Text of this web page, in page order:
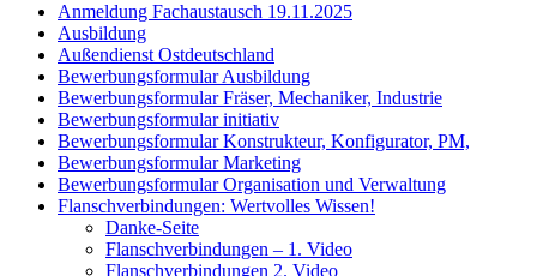
Anmeldung Fachaus­tausch 19.11.2025
Ausbildung
Außen­dienst Ostdeutschland
Bewer­bungs­for­mular Ausbildung
Bewer­bungs­for­mular Fräser, Mecha­niker, Industrie
Bewer­bungs­for­mular initiativ
Bewer­bungs­for­mular Konstrukteur, Konfi­gu­rator, PM,
Bewer­bungs­for­mular Marketing
Bewer­bungs­for­mular Organi­sation und Verwaltung
Flansch­ver­bin­dungen: Wertvolles Wissen!
Danke-Seite
Flansch­ver­bin­dungen – 1. Video
Flansch­ver­bin­dungen 2. Video